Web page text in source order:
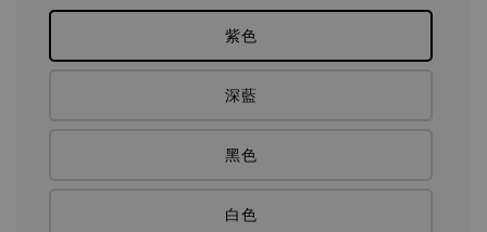
紫色
深藍
黑色
白色